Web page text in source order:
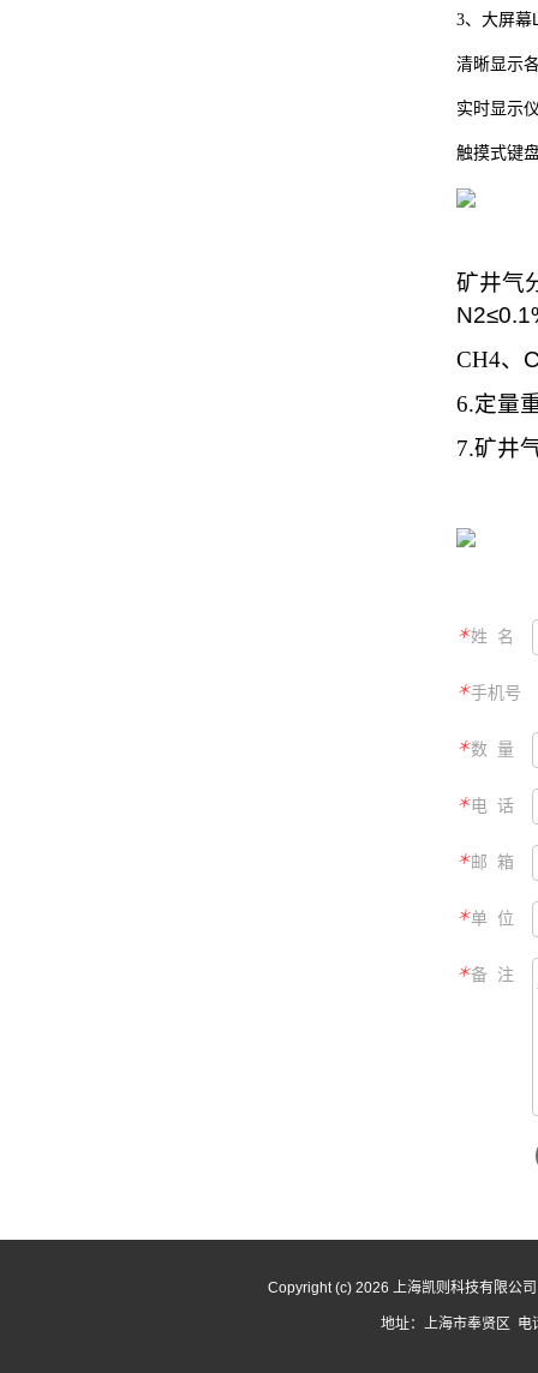
3、大屏幕
清晰显示
实时显示
触摸式键
矿井气
CH4、
6.定量
7.矿井
＊姓 名
＊手机号
＊数 量
＊电 话
＊邮 箱
＊单 位
＊备 注
Copyright (c) 2026 上海凯则科技有限公
地址：上海市奉贤区